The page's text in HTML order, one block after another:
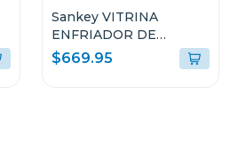
Sankey VITRINA
ENFRIADOR DE
20CUFT RFD20N
$669.95